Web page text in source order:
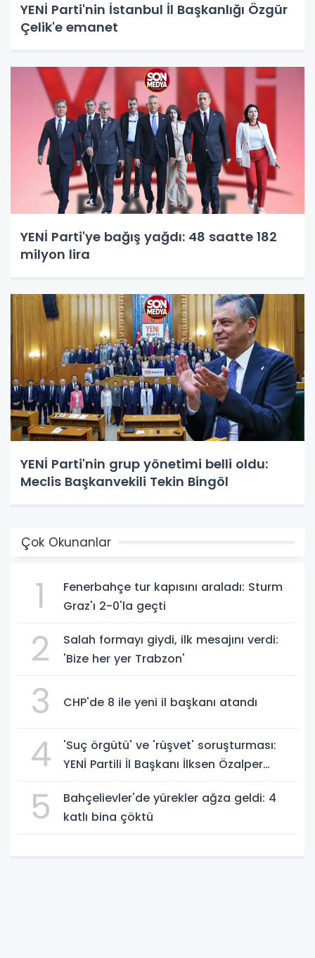
YENİ Parti'nin İstanbul İl Başkanlığı Özgür
Çelik'e emanet
YENİ Parti'ye bağış yağdı: 48 saatte 182
milyon lira
YENİ Parti'nin grup yönetimi belli oldu:
Meclis Başkanvekili Tekin Bingöl
Çok Okunanlar
1
Fenerbahçe tur kapısını araladı: Sturm
Graz'ı 2-0'la geçti
2
Salah formayı giydi, ilk mesajını verdi:
'Bize her yer Trabzon'
3 CHP'de 8 ile yeni il başkanı atandı
4
'Suç örgütü' ve 'rüşvet' soruşturması:
YENİ Partili İl Başkanı İlksen Özalper
5
Bahçelievler'de yürekler ağza geldi: 4
katlı bina çöktü